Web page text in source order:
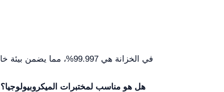
هل هو مناسب لمختبرات الميكروبيولوجيا؟